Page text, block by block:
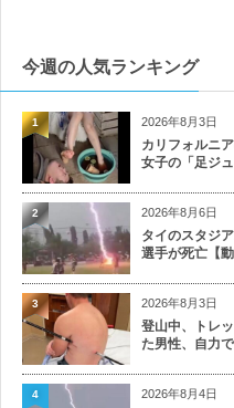
今週の人気ランキング
2026年8月3日
カリフォルニ
女子の「足ジ
1
2026年8月6日
タイのスタジ
選手が死亡【動
2
2026年8月3日
登山中、トレ
た男性、自力
3
2026年8月4日
4